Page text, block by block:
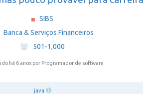
SIBS
Banca & Serviços Financeiros
·
501-1,000
há 6 anos por Programador de software
java